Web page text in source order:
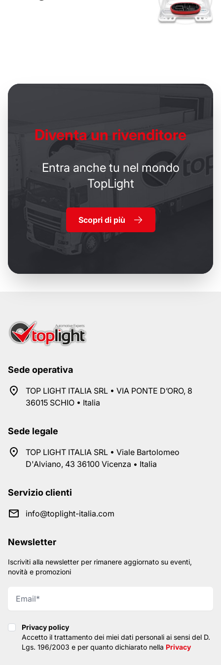
Diventa un rivenditore
Entra anche tu nel mondo
TopLight
Scopri di più
Sede operativa
TOP LIGHT ITALIA SRL • VIA PONTE D’ORO, 8
36015 SCHIO • Italia
Sede legale
TOP LIGHT ITALIA SRL • Viale Bartolomeo
D'Alviano, 43 36100 Vicenza • Italia
Servizio clienti
info@toplight-italia.com
Newsletter
Iscriviti alla newsletter per rimanere aggiornato su eventi,
novità e promozioni
Privacy policy
Privacy policy
Accetto il trattamento dei miei dati personali ai sensi del D.
Lgs. 196/2003 e per quanto dichiarato nella Privacy